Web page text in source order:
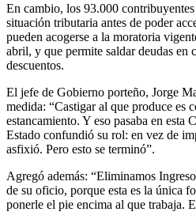
En cambio, los 93.000
situación tributaria antes de poder
pueden acogerse a la moratoria
abril, y que permite saldar deudas en
descuentos.
El jefe de Gobierno porteño, Jorge
medida: “Castigar al que produce es
estancamiento. Y eso pasaba en esta
Estado confundió su rol: en vez de
asfixió. Pero esto se terminó”.
Agregó además: “Eliminamos
de su oficio, porque esta es la única
ponerle el pie encima al que trabaja.